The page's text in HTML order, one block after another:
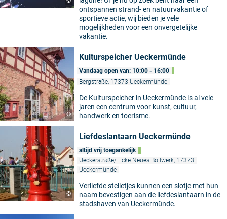
ontspannen strand- en natuurvakantie of
sportieve actie, wij bieden je vele
mogelijkheden voor een onvergetelijke
vakantie.
©
Kulturspeicher Ueckermünde
Vandaag open van: 10:00 - 16:00
Bergstraße, 17373 Ueckermünde
De Kulturspeicher in Ueckermünde is al vele
jaren een centrum voor kunst, cultuur,
handwerk en toerisme.
©
Liefdeslantaarn Ueckermünde
altijd vrij toegankelijk
Ueckerstraße/ Ecke Neues Bollwerk, 17373
Ueckermünde
Verliefde stelletjes kunnen een slotje met hun
naam bevestigen aan de liefdeslantaarn in de
stadshaven van Ueckermünde.